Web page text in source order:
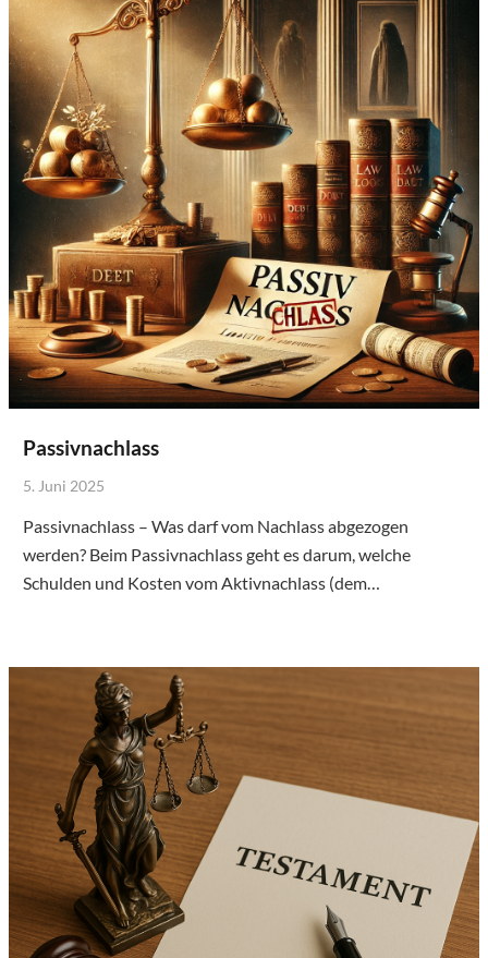
Passivnachlass
5. Juni 2025
Passivnachlass – Was darf vom Nachlass abgezogen
werden? Beim Passivnachlass geht es darum, welche
Schulden und Kosten vom Aktivnachlass (dem…